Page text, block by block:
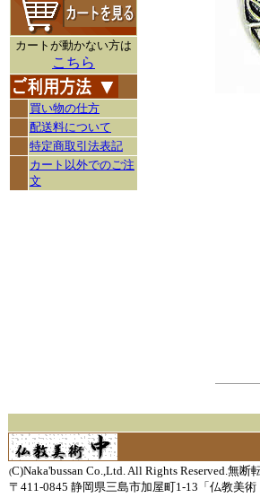
カートが動かない方は
こちら
買い物の仕方
配送料について
特定商取引法表記
カート以外でのご注
文
(C)Naka'bussan Co.,Ltd. All Rights Reserved.無断
〒411-0845 静岡県三島市加屋町1-13「仏教